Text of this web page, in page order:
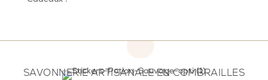
SAVONNERIE ARTISANALE EN COMBRAILLES